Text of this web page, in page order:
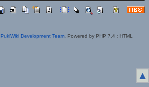
PukiWiki Development Team. Powered by PHP 7.4 : HTML
▲